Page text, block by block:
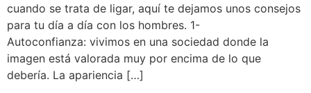
cuando se trata de ligar, aquí te dejamos unos consejos
para tu día a día con los hombres. 1-
Autoconfianza: vivimos en una sociedad donde la
imagen está valorada muy por encima de lo que
debería. La apariencia […]